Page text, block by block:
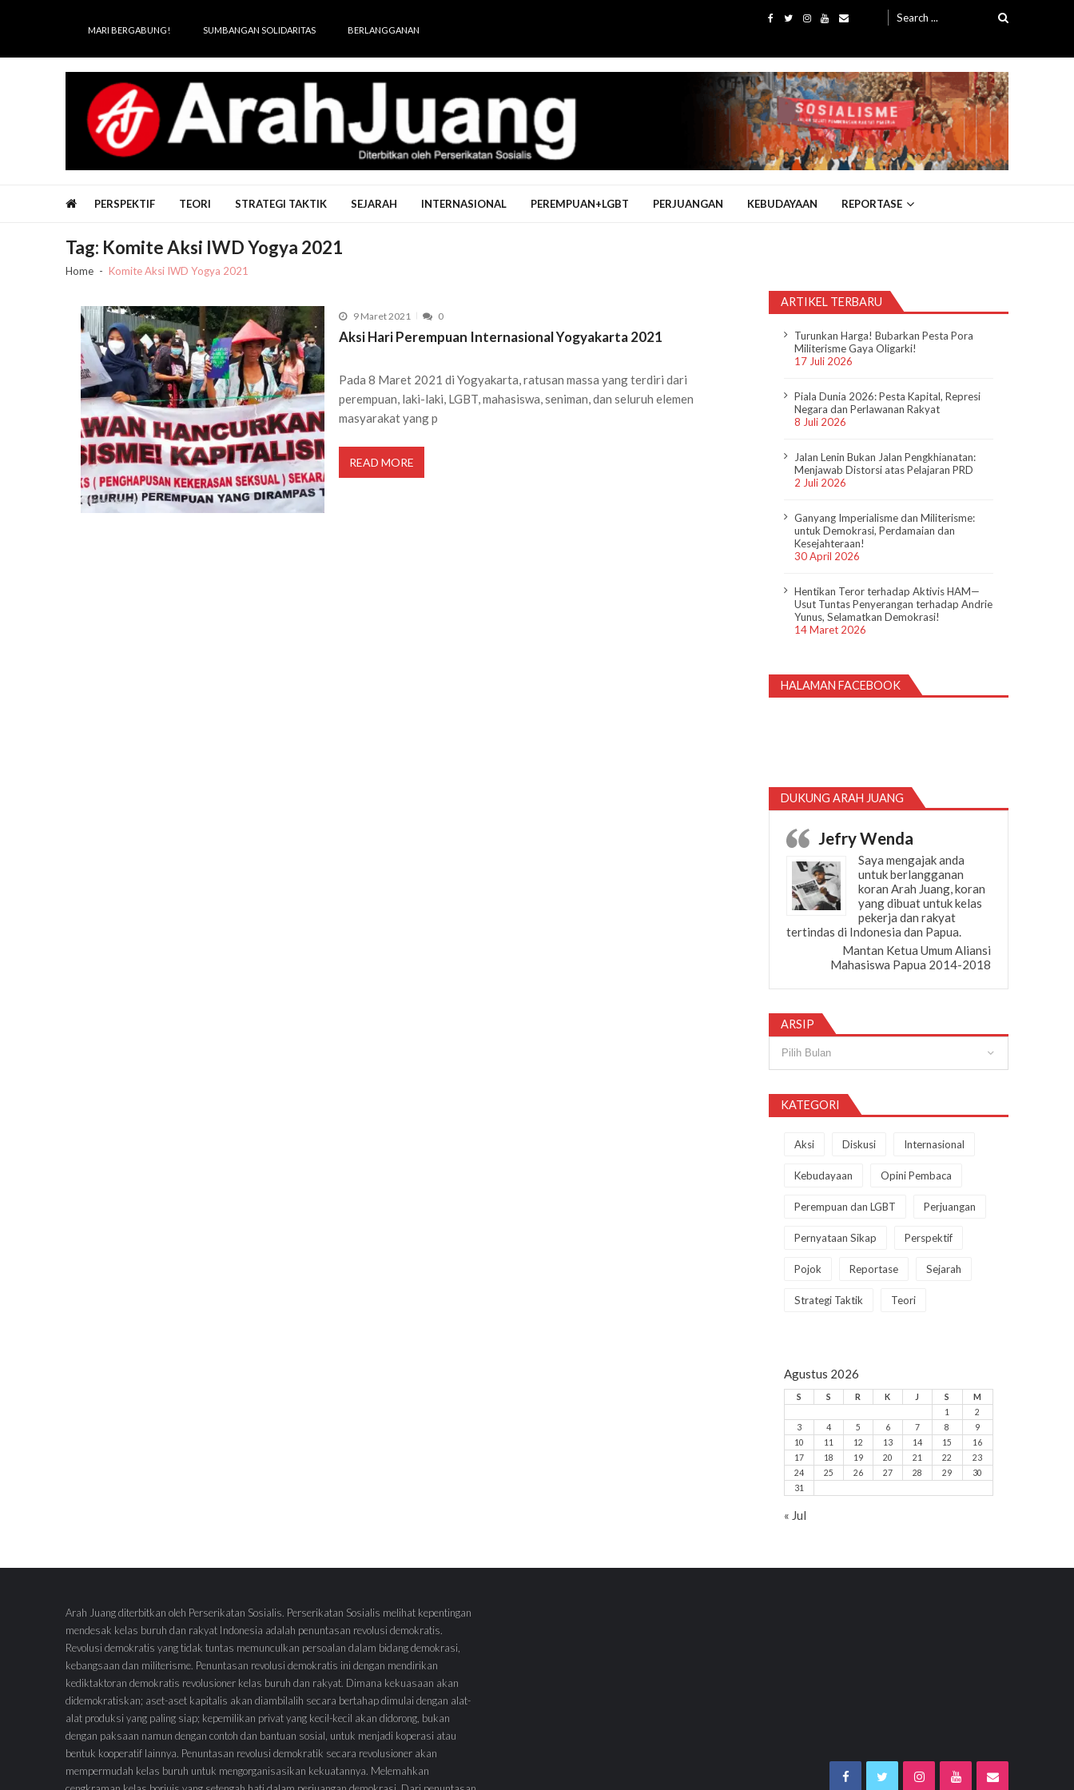
MARI BERGABUNG! SUMBANGAN SOLIDARITAS BERLANGGANAN
for:
PERSPEKTIF TEORI STRATEGI TAKTIK SEJARAH INTERNASIONAL PEREMPUAN+LGBT PERJUANGAN KEBUDAYAAN REPORTASE
Tag: Komite Aksi IWD Yogya 2021
Home Komite Aksi IWD Yogya 2021
9 Maret 2021 0
Aksi Hari Perempuan Internasional Yogyakarta 2021
Pada 8 Maret 2021 di Yogyakarta, ratusan massa yang terdiri dari
perempuan, laki-laki, LGBT, mahasiswa, seniman, dan seluruh elemen
masyarakat yang p
READ MORE
ARTIKEL TERBARU
Turunkan Harga! Bubarkan Pesta Pora
Militerisme Gaya Oligarki!
17 Juli 2026
Piala Dunia 2026: Pesta Kapital, Represi
Negara dan Perlawanan Rakyat
8 Juli 2026
Jalan Lenin Bukan Jalan Pengkhianatan:
Menjawab Distorsi atas Pelajaran PRD
2 Juli 2026
Ganyang Imperialisme dan Militerisme:
untuk Demokrasi, Perdamaian dan
Kesejahteraan!
30 April 2026
Hentikan Teror terhadap Aktivis HAM—
Usut Tuntas Penyerangan terhadap Andrie
Yunus, Selamatkan Demokrasi!
14 Maret 2026
HALAMAN FACEBOOK
DUKUNG ARAH JUANG
Jefry Wenda
Saya mengajak anda
untuk berlangganan
koran Arah Juang, koran
yang dibuat untuk kelas
pekerja dan rakyat
tertindas di Indonesia dan Papua.
Mantan Ketua Umum Aliansi
Mahasiswa Papua 2014-2018
ARSIP
KATEGORI
Aksi Diskusi Internasional
Kebudayaan Opini Pembaca
Perempuan dan LGBT Perjuangan
Pernyataan Sikap Perspektif
Pojok Reportase Sejarah
Strategi Taktik Teori
Agustus 2026
S S R K J S
M
1
2
3
4 5 6 7 8
9
10
11 12 13 14 15
16
17
18 19 20 21 22
23
24
25 26 27 28 29
30
31
« Jul
Arah Juang diterbitkan oleh Perserikatan Sosialis. Perserikatan Sosialis melihat kepentingan
mendesak kelas buruh dan rakyat Indonesia adalah penuntasan revolusi demokratis.
Revolusi demokratis yang tidak tuntas memunculkan persoalan dalam bidang demokrasi,
kebangsaan dan militerisme. Penuntasan revolusi demokratis ini dengan mendirikan
kediktaktoran demokratis revolusioner kelas buruh dan rakyat. Dimana kekuasaan akan
didemokratiskan; aset-aset kapitalis akan diambilalih secara bertahap dimulai dengan alat-
alat produksi yang paling siap; kepemilikan privat yang kecil-kecil akan didorong, bukan
dengan paksaan namun dengan contoh dan bantuan sosial, untuk menjadi koperasi atau
bentuk kooperatif lainnya. Penuntasan revolusi demokratik secara revolusioner akan
mempermudah kelas buruh untuk mengorganisasikan kekuatannya. Melemahkan